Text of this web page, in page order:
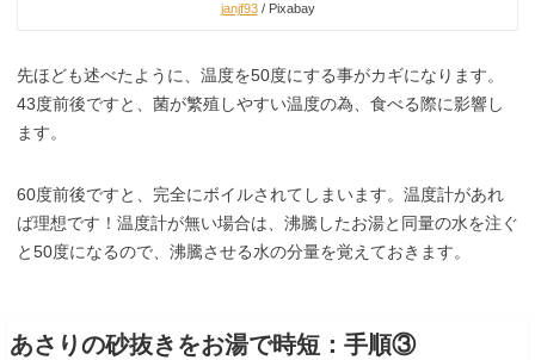
janjf93/ Pixabay
先ほども述べたように、温度を50度にする事がカギになります。
43度前後ですと、菌が繁殖しやすい温度の為、食べる際に影響し
ます。
60度前後ですと、完全にボイルされてしまいます。温度計があれ
ば理想です！温度計が無い場合は、沸騰したお湯と同量の水を注ぐ
と50度になるので、沸騰させる水の分量を覚えておきます。
あさりの砂抜きをお湯で時短：手順③